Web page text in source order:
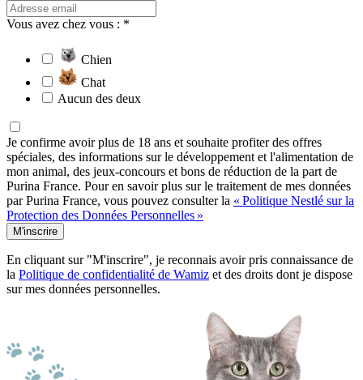
Vous avez chez vous : *
Chien
Chat
Aucun des deux
Je confirme avoir plus de 18 ans et souhaite profiter des offres
spéciales, des informations sur le développement et l'alimentation de
mon animal, des jeux-concours et bons de réduction de la part de
Purina France. Pour en savoir plus sur le traitement de mes données
par Purina France, vous pouvez consulter la « Politique Nestlé sur la
Protection des Données Personnelles »
M'inscrire
En cliquant sur "M'inscrire", je reconnais avoir pris connaissance de
la Politique de confidentialité de Wamiz et des droits dont je dispose
sur mes données personnelles.